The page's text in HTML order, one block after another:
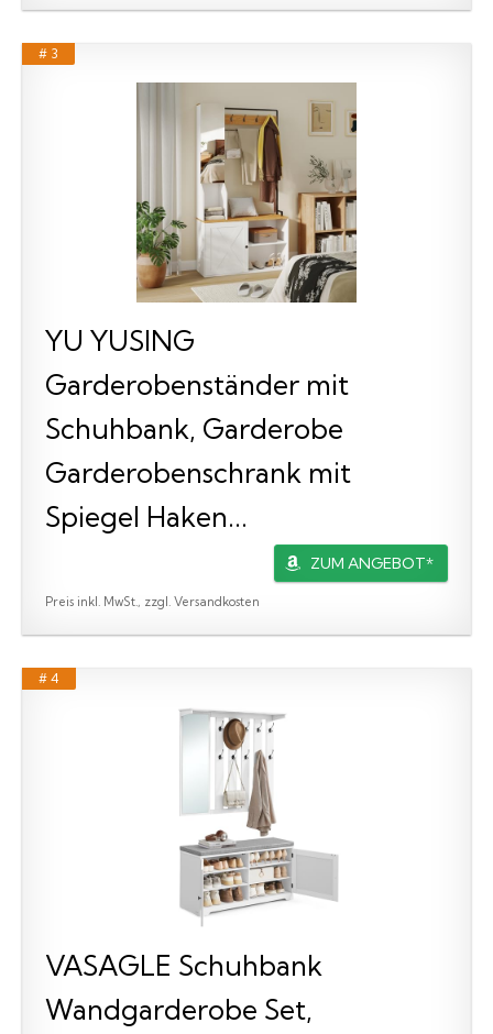
# 3
YU YUSING
Garderobenständer mit
Schuhbank, Garderobe
Garderobenschrank mit
Spiegel Haken...
ZUM ANGEBOT*
Preis inkl. MwSt., zzgl. Versandkosten
# 4
VASAGLE Schuhbank
Wandgarderobe Set,